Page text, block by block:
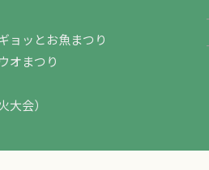
ョッとお魚まつり
オまつり
大会）